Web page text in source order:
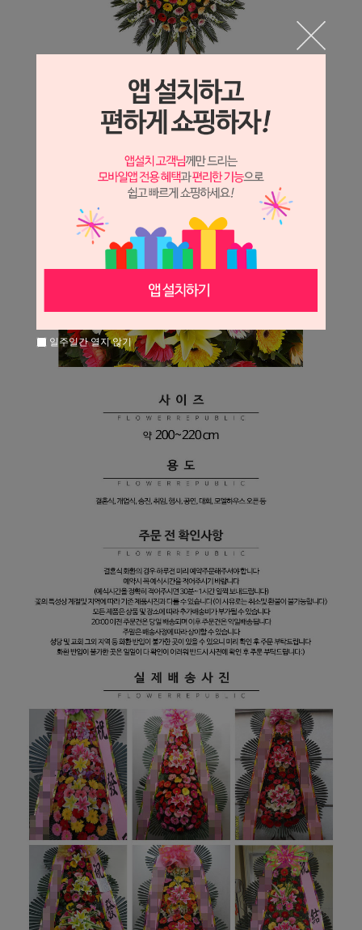
일주일간 열지 않기